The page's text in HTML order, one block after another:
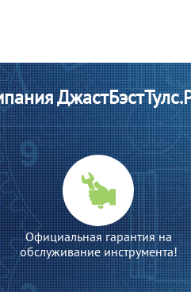
Официальная гарантия на
обслуживание инструмента!